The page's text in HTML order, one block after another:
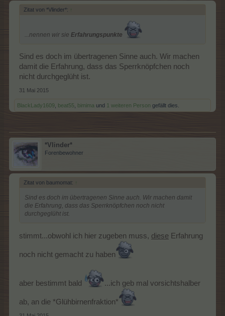
Zitat von *Vlinder*: ↑
...nennen wir sie Erfahrungspunkte
Sind es doch im übertragenen Sinne auch. Wir machen
damit die Erfahrung, dass das Sperrknöpfchen noch
nicht durchgeglüht ist.
31 Mai 2015
BlackLady1609 beat55 bimima und 1 weiteren Person gefällt dies.
*Vlinder*
Forenbewohner
Zitat von baumomat: ↑
Sind es doch im übertragenen Sinne auch. Wir machen damit
die Erfahrung, dass das Sperrknöpfchen noch nicht
durchgeglüht ist.
stimmt...obwohl ich hier zugeben muss, diese Erfahrung
noch nicht gemacht zu haben
aber bestimmt bald ...ich geb mal vorsichtshalber
ab, an die *Glühbirnenfraktion*